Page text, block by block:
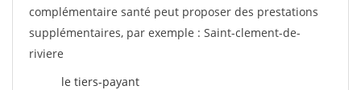
complémentaire santé peut proposer des prestations
supplémentaires, par exemple : Saint-clement-de-
riviere
le tiers-payant